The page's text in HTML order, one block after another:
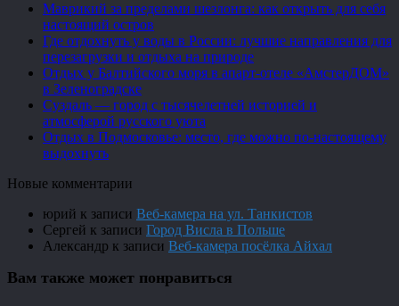
Маврикий за пределами шезлонга: как открыть для себя
настоящий остров
Где отдохнуть у воды в России: лучшие направления для
перезагрузки и отдыха на природе
Отдых у Балтийского моря в апарт-отеле «АмстерДОМ»
в Зеленоградске
Суздаль — город с тысячелетней историей и
атмосферой русского уюта
Отдых в Подмосковье: место, где можно по-настоящему
выдохнуть
Новые комментарии
юрий к записи Веб-камера на ул. Танкистов
Сергей к записи Город Висла в Польше
Александр к записи Веб-камера посёлка Айхал
Вам также может понравиться